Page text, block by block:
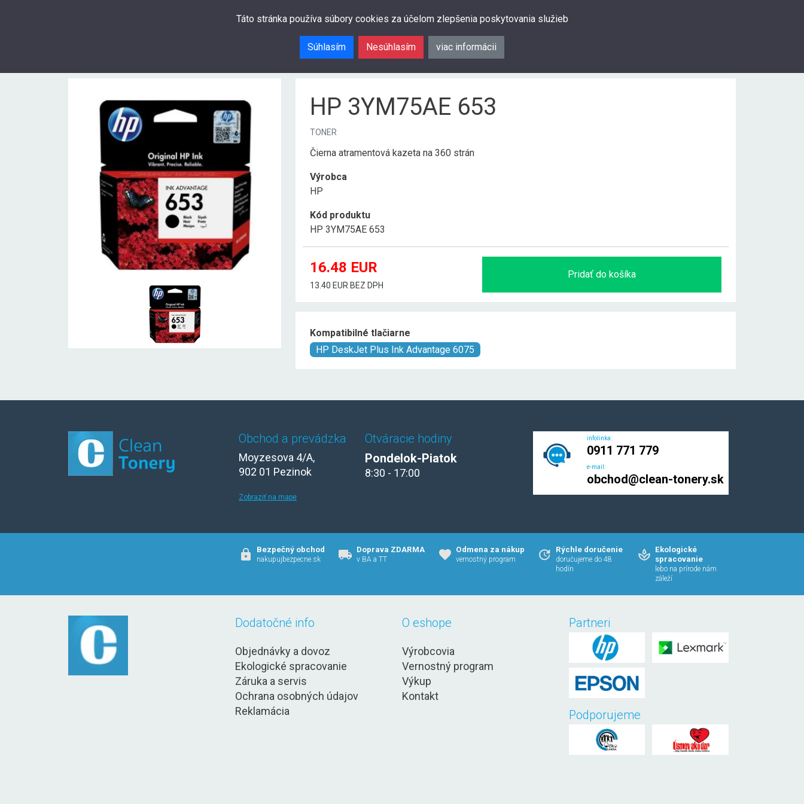
Táto stránka používa súbory cookies za účelom zlepšenia poskytovania služieb
Súhlasím Nesúhlasím viac informácii
HP 3YM75AE 653
TONER
Čierna atramentová kazeta na 360 strán
Výrobca
HP
Kód produktu
HP 3YM75AE 653
16.48 EUR
13.40 EUR BEZ DPH
Pridať do košíka
Kompatibilné tlačiarne
HP DeskJet Plus Ink Advantage 6075
Obchod a prevádzka
Moyzesova 4/A,
902 01 Pezinok
Zobraziť na mape
Otváracie hodiny
Pondelok-Piatok
8:30 - 17:00
infolinka:
0911 771 779
e-mail:
obchod@clean-tonery.sk
Bezpečný obchod
nakupujbezpecne.sk
Doprava ZDARMA
v BA a TT
Odmena za nákup
vernostný program
Rýchle doručenie
doručujeme do 48
hodín
Ekologické
spracovanie
lebo na prírode nám
záleží
Dodatočné info
Objednávky a dovoz
Ekologické spracovanie
Záruka a servis
Ochrana osobných údajov
Reklamácia
O eshope
Výrobcovia
Vernostný program
Výkup
Kontakt
Partneri
Podporujeme